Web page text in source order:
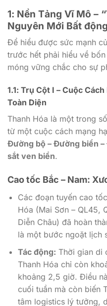
1: Nền Tảng Vĩ Mô –
Nguyên Mới Bất
Để hiểu được sức mạnh
trước hết phải hiểu về
móng vững chắc cho sự
1.1: Trụ Cột I – Cuộc
Toàn Diện
Thanh Hóa là một trong
từ một cuộc cách mạng
Đường bộ – Đường biển
sắt ven biển.
Cao tốc Bắc – Nam:
Các đoạn tuyến cao
Hóa (Mai Sơn – QL45,
Diễn Châu) đã hoàn
là một bước ngoặt lịch
Tác động: Thời gian di
Thanh Hóa chỉ còn
khoảng 2,5 giờ. Điều
cuối tuần mà còn biến
tâm logistics lý tưởng,